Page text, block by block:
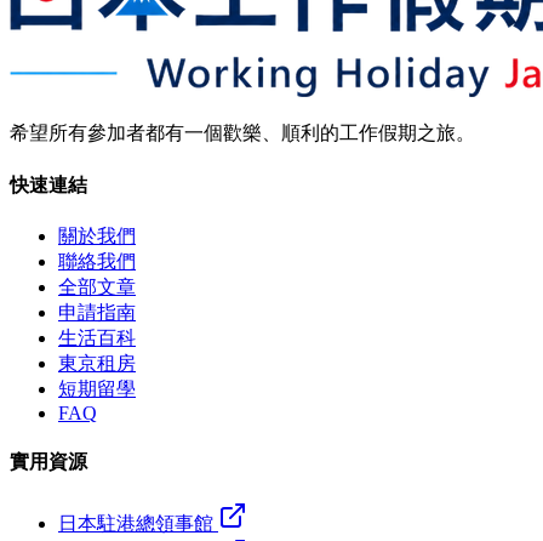
希望所有參加者都有一個歡樂、順利的工作假期之旅。
快速連結
關於我們
聯絡我們
全部文章
申請指南
生活百科
東京租房
短期留學
FAQ
實用資源
日本駐港總領事館